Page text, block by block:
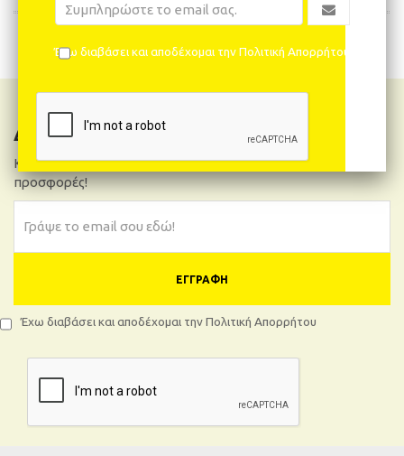
Δελτίο Νέων
Κάνε εγγραφή και θα μαθαίνεις πρώτος όλα τα νέα και
προσφορές!
ΕΓΓΡΑΦΉ
Έχω διαβάσει και αποδέχομαι την Πολιτική Απορρήτου
Έχω διαβάσει και αποδέχομαι την Πολιτική Απορρήτου